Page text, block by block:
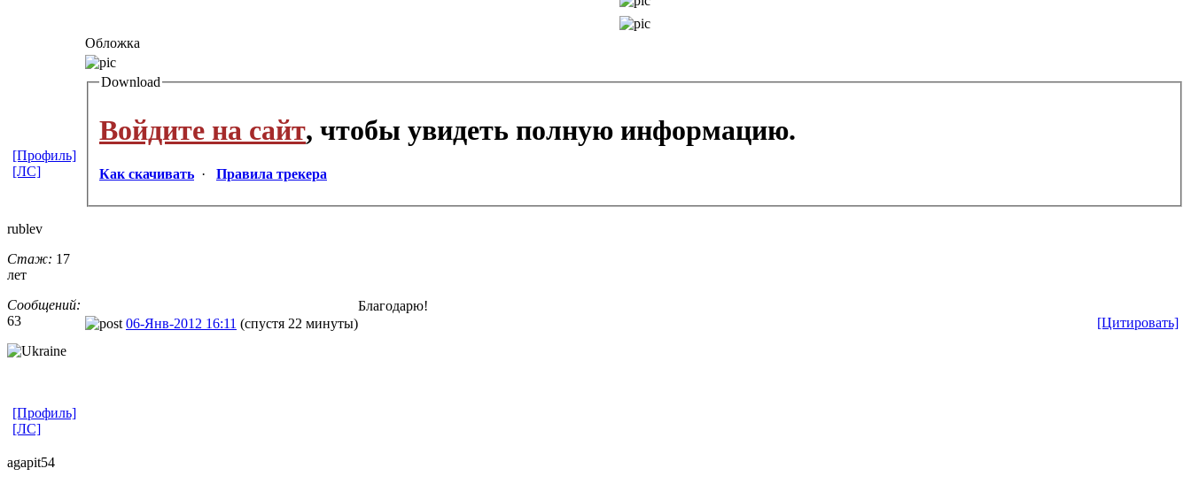
Обложка
Download
Войдите на сайт, чтобы увидеть полную информацию.
Как скачивать · Правила трекера
[Профиль]
[ЛС]
rublev
Стаж: 17
лет
Сообщений:
63
06-Янв-2012 16:11 (спустя 22 минуты) [Цитировать]
Благодарю!
[Профиль]
[ЛС]
agapit54